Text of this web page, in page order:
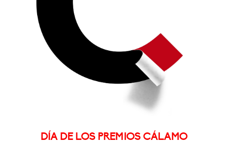
DÍA DE LOS PREMIOS CÁLAMO